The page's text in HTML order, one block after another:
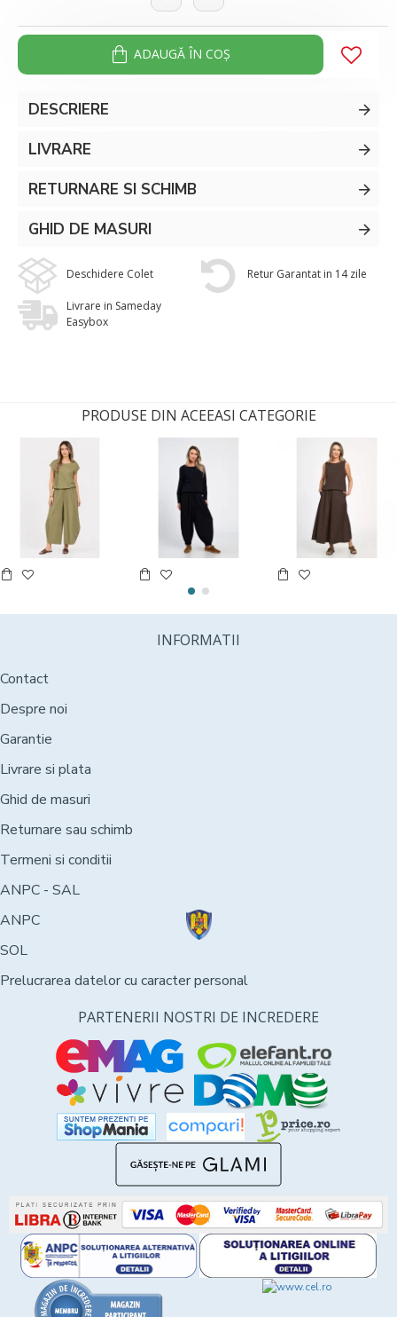
ADAUGĂ ÎN COŞ
DESCRIERE
LIVRARE
RETURNARE SI SCHIMB
GHID DE MASURI
Deschidere Colet Retur Garantat in 14 zile
Livrare in Sameday
Easybox
PRODUSE DIN ACEEASI CATEGORIE
INFORMATII
Contact
Despre noi
Garantie
Livrare si plata
Ghid de masuri
Returnare sau schimb
Termeni si conditii
ANPC - SAL
ANPC
SOL
Prelucrarea datelor cu caracter personal
PARTENERII NOSTRI DE INCREDERE